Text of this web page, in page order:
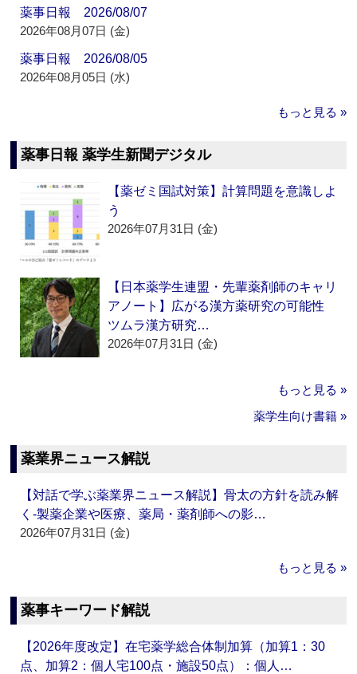
薬事日報 2026/08/07
2026年08月07日 (金)
薬事日報 2026/08/05
2026年08月05日 (水)
もっと見る »
薬事日報 薬学生新聞デジタル
【薬ゼミ国試対策】計算問題を意識しよ
う
2026年07月31日 (金)
【日本薬学生連盟・先輩薬剤師のキャリ
アノート】広がる漢方薬研究の可能性
ツムラ漢方研究…
2026年07月31日 (金)
もっと見る »
薬学生向け書籍 »
薬業界ニュース解説
【対話で学ぶ薬業界ニュース解説】骨太の方針を読み解
く‐製薬企業や医療、薬局・薬剤師への影…
2026年07月31日 (金)
もっと見る »
薬事キーワード解説
【2026年度改定】在宅薬学総合体制加算（加算1：30
点、加算2：個人宅100点・施設50点）：個人…